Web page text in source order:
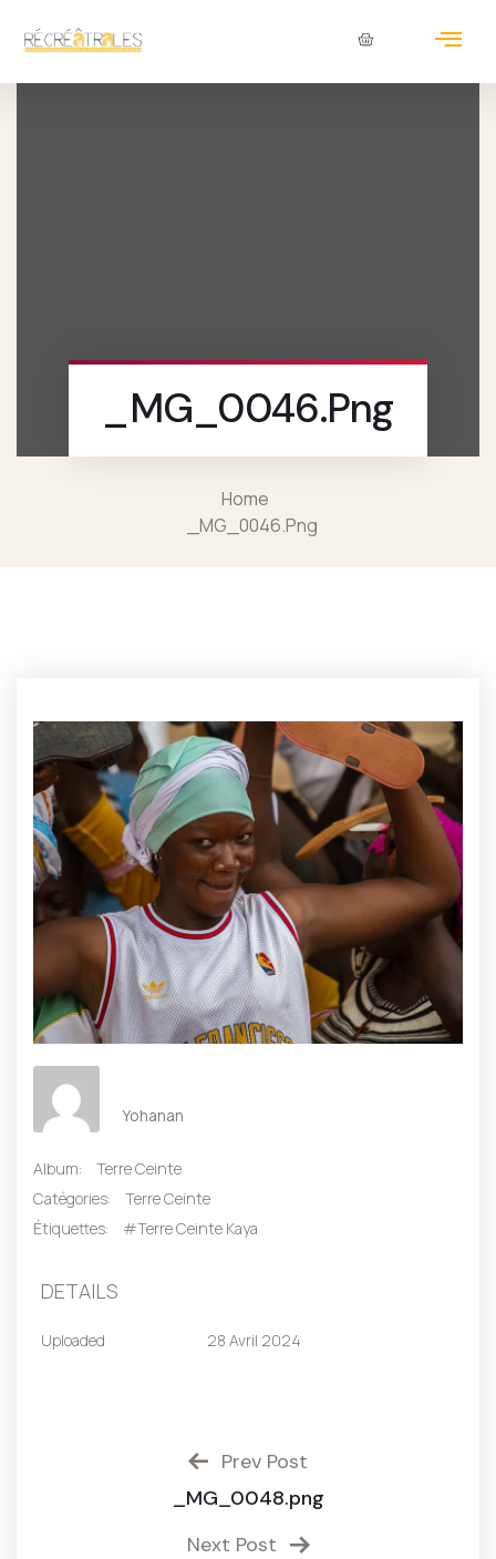
_MG_0046.png
Home
_MG_0046.png
Yohanan
Album:
Terre Ceinte
Catégories:
Terre Ceinte
Étiquettes:
#Terre Ceinte Kaya
DETAILS
Uploaded 28 Avril 2024
Prev Post
_MG_0048.png
Next Post